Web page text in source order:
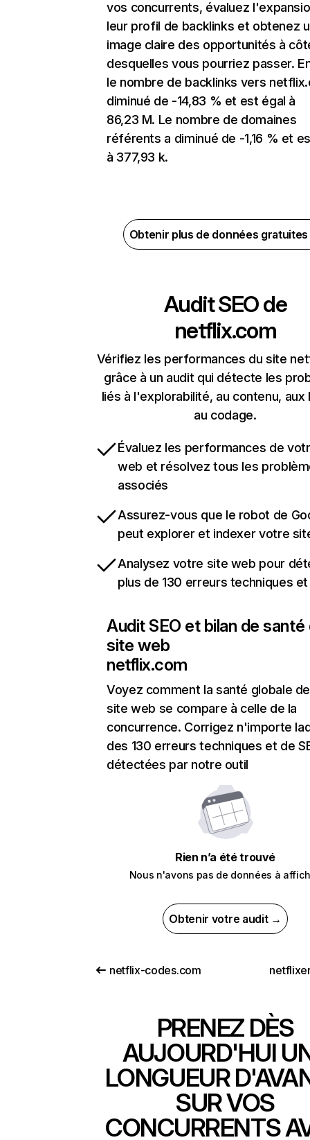
vos concurrents, évaluez
leur profil de backlinks et obtenez
image claire des opportunités à
desquelles vous pourriez passer.
le nombre de backlinks vers
diminué de -14,83 % et est égal à
86,23 M. Le nombre de domaines
référents a diminué de -1,16 % et
à 377,93 k.
Obtenir plus de données
Audit SEO de
netflix.com
Vérifiez les performances du site
grâce à un audit qui détecte les
liés à l'explorabilité, au contenu, aux
au codage.
Évaluez les performances de
web et résolvez tous les
associés
Assurez-vous que le robot de
peut explorer et indexer votre
Analysez votre site web pour
plus de 130 erreurs techniques et
Audit SEO et bilan de santé
site web
netflix.com
Voyez comment la santé globale
site web se compare à celle de la
concurrence. Corrigez n'importe
des 130 erreurs techniques et de
détectées par notre outil
Rien n’a été trouvé
Nous n'avons pas de données à
Obtenir votre audit →
netflix-codes.com
PRENEZ DÈS
AUJOURD'HUI
LONGUEUR
SUR VOS
CONCURRENTS